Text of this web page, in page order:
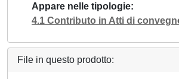
Appare nelle tipologie
4.1 Contributo in Atti di
File in questo prodotto: